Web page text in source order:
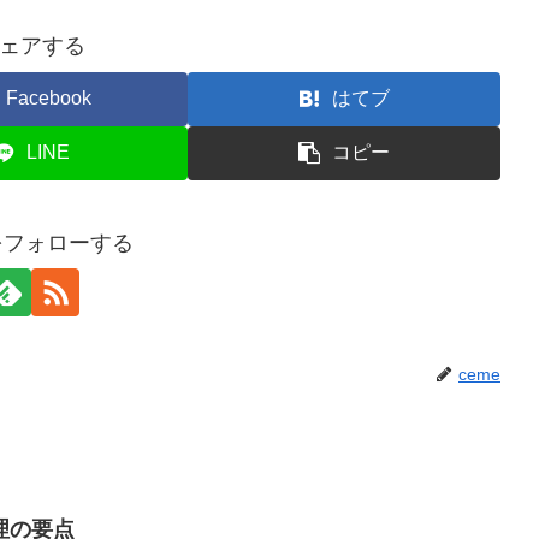
アする
Facebook はてブ
LINE コピー
ォローする
ceme
の要点